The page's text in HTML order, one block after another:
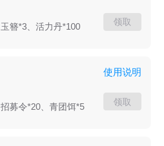
的武侠世界，同时欢迎您为我
共同建设更美好的武林！
簪*3、活力丹*100
领取
募令*20、青团饵*5
使用说明
领取